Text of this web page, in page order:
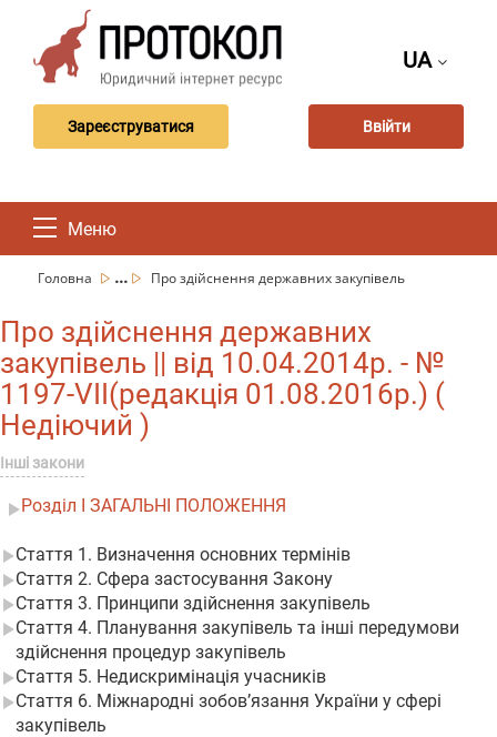
UA
Зареєструватися Ввійти
Меню
Головна ... Про здійснення державних закупівель
Про здійснення державних
закупівель || від 10.04.2014р. - №
1197-VII(редакція 01.08.2016р.) (
Недіючий )
Інші закони
Розділ I ЗАГАЛЬНІ ПОЛОЖЕННЯ
Стаття 1. Визначення основних термінів
Стаття 2. Сфера застосування Закону
Стаття 3. Принципи здійснення закупівель
Стаття 4. Планування закупівель та інші передумови
здійснення процедур закупівель
Стаття 5. Недискримінація учасників
Стаття 6. Міжнародні зобов’язання України у сфері
закупівель